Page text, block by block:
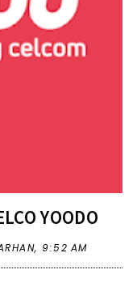
YOODO
9:52 AM